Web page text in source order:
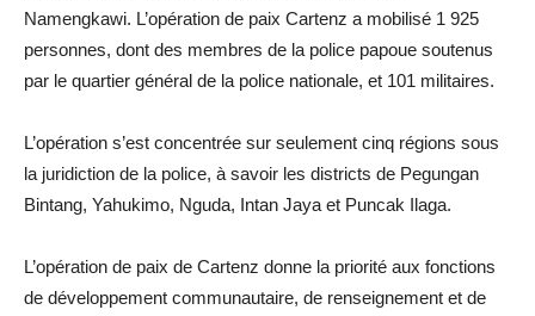
Namengkawi. L’opération de paix Cartenz a mobilisé 1 925
personnes, dont des membres de la police papoue soutenus
par le quartier général de la police nationale, et 101 militaires.
L’opération s’est concentrée sur seulement cinq régions sous
la juridiction de la police, à savoir les districts de Pegungan
Bintang, Yahukimo, Nguda, Intan Jaya et Puncak Ilaga.
L’opération de paix de Cartenz donne la priorité aux fonctions
de développement communautaire, de renseignement et de